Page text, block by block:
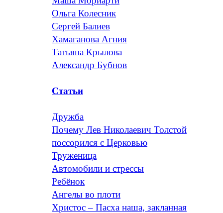
Ольга Колесник
Сергей Балиев
Хамаганова Агния
Татьяна Крылова
Александр Бубнов
Статьи
Дружба
Почему Лев Николаевич Толстой
поссорился с Церковью
Труженица
Автомобили и стрессы
Ребёнок
Ангелы во плоти
Христос – Пасха наша, закланная